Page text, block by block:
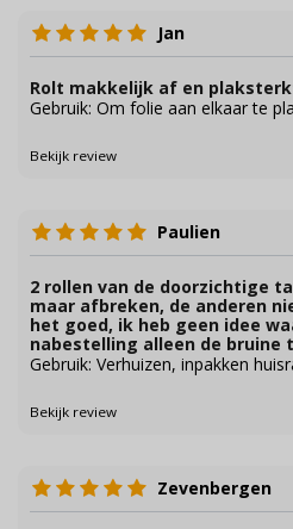
Jan
Rolt makkelijk af en
Gebruik: Om folie aan elkaar te
Bekijk review
Paulien
2 rollen van de doorzichtige
maar afbreken, de anderen
het goed, ik heb geen idee
nabestelling alleen de bruine
Gebruik: Verhuizen, inpakken
Bekijk review
Zevenbergen